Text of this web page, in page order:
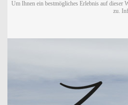
Um Ihnen ein bestmögliches Erlebnis auf dieser
zu.